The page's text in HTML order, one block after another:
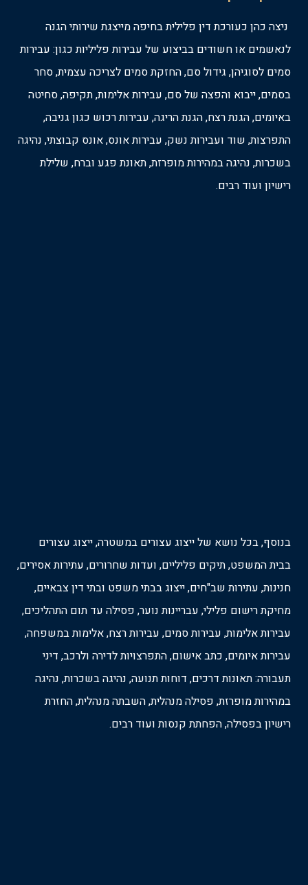
ניצה כהן כעורכת דין פלילית בחיפה מייצגת שירותי הגנה
לנאשמים או חשודים בביצוע של עבירות פליליות כגון: עבירות
סמים לסוגיהן, גידול סם, החזקת סמים לצריכה עצמית, סחר
בסמים, ייבוא והפצה של סם, עבירות אלימות, תקיפה, סחיטה
באיומים, הגנת רצח, הגנת הריגה, עבירות רכוש כגון גניבה,
התפרצות, שוד ועבירות נשק, עבירות אונס, אונס קבוצתי, נהיגה
בשכרות, נהיגה במהירות מופרזת, תאונת פגע וברח, שלילת
רישיון ועוד רבים.
בנוסף, בכל נושא של ייצוג עצורים במשטרה, ייצוג עצורים
בבית המשפט, תיקים פליליים, ועדות שחרורים, עתירות אסירים,
חנינות, עתירות שב"חים, ייצוג בבתי משפט ובתי דין צבאיים,
מחיקת רישום פלילי, עבריינות נוער, פסילה עד תום התהליכים,
עבירות אלימות, עבירות סמים, עבירות רצח, אלימות במשפחה,
עבירות איומים, כתב אישום, התפרצויות לדירה ולרכב, דיני
תעבורה: תאונות דרכים, דוחות תנועה, נהיגה בשכרות, נהיגה
במהירות מופרזת, פסילה מנהלית, השבתה מנהלית, החזרת
רישיון בפסילה, הפחתת קנסות ועוד רבים.